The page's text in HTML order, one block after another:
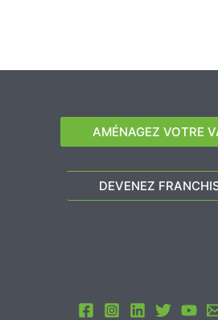
AMÉNAGEZ VOTRE
DEVENEZ